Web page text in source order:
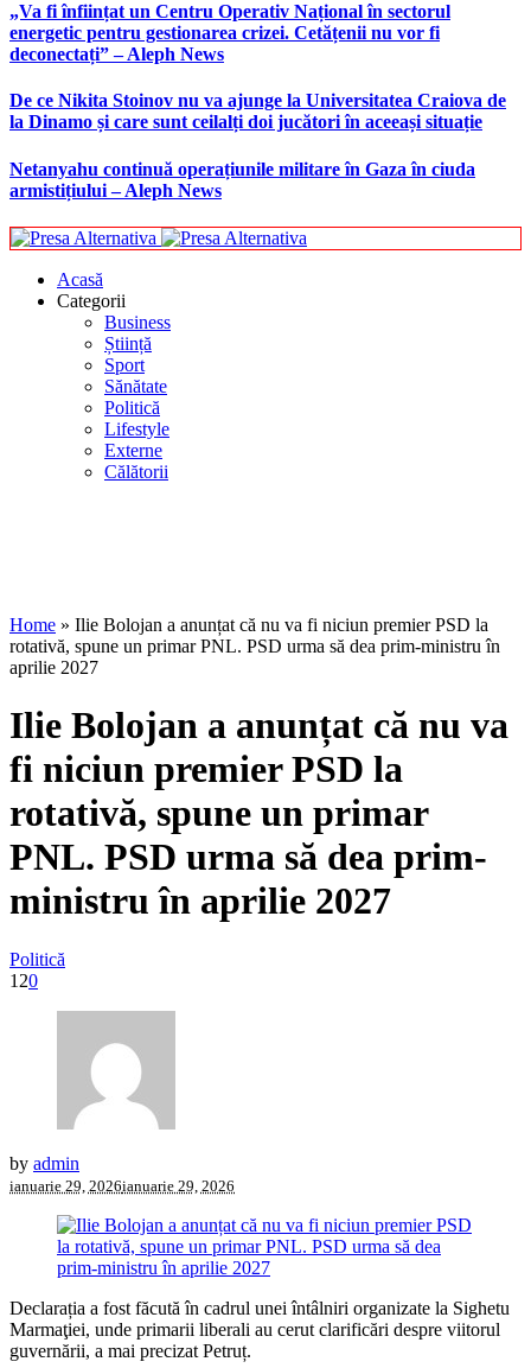
„Va fi înființat un Centru Operativ Național în sectorul
energetic pentru gestionarea crizei. Cetățenii nu vor fi
deconectați” – Aleph News
De ce Nikita Stoinov nu va ajunge la Universitatea Craiova de
la Dinamo și care sunt ceilalți doi jucători în aceeași situație
Netanyahu continuă operațiunile militare în Gaza în ciuda
armistițiului – Aleph News
Acasă
Categorii
Business
Știință
Sport
Sănătate
Politică
Lifestyle
Externe
Călătorii
Home » Ilie Bolojan a anunțat că nu va fi niciun premier PSD la
rotativă, spune un primar PNL. PSD urma să dea prim-ministru în
aprilie 2027
Ilie Bolojan a anunțat că nu va
fi niciun premier PSD la
rotativă, spune un primar
PNL. PSD urma să dea prim-
ministru în aprilie 2027
Politică
120
by admin
ianuarie 29, 2026ianuarie 29, 2026
Declarația a fost făcută în cadrul unei întâlniri organizate la Sighetu
Marmaţiei, unde primarii liberali au cerut clarificări despre viitorul
guvernării, a mai precizat Petruț.